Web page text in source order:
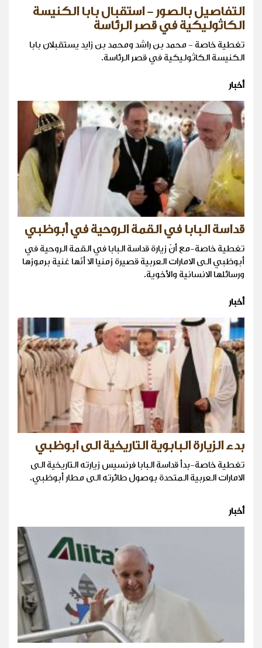
التفاصيل بالصور - استقبال بابا الكنيسة
الكاثوليكية في قصر الرئاسة
تغطية خاصة - محمد بن راشد ومحمد بن زايد يستقبلان بابا
الكنيسة الكاثوليكية في قصر الرئاسة.
أخبار
قداسة البابا في القمة الروحية في أبوظبي
تغطية خاصة-مع أنّ زيارة قداسة البابا في القمة الروحية في
أبوظبي الى الامارات العربية قصيرة زمنيا الا أنّها غنية برموزها
ورسائلها الانسانية والأخوية.
أخبار
بدء الزيارة البابوية التاريخية الى ابوظبي
تغطية خاصة-بدأ قداسة البابا فرنسيس زيارته التاريخية الى
الامارات العربية المتحدة بوصول طائرته الى مطار أبوظبي.
أخبار